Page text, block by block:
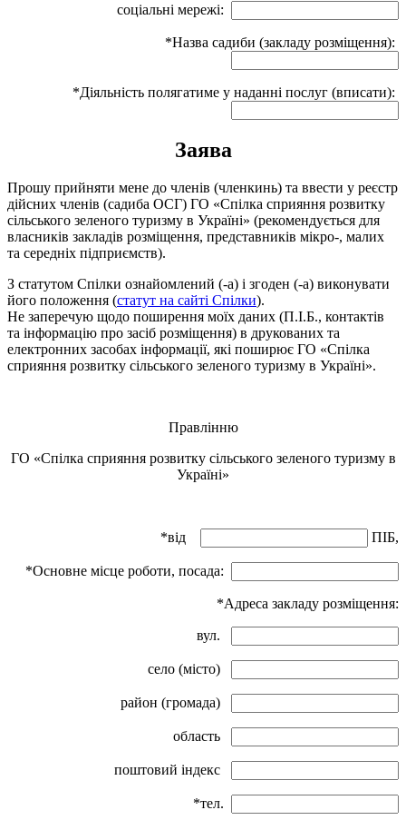
соціальні мережі:
*Назва садиби (закладу розміщення):
*Діяльність полягатиме у наданні послуг (вписати):
Заява
Прошу прийняти мене до членів (членкинь) та ввести у реєстр
дійсних членів (садиба ОСГ) ГО «Спілка сприяння розвитку
сільського зеленого туризму в Україні» (рекомендується для
власників закладів розміщення, представників мікро-, малих
та середніх підприємств).
З статутом Спілки ознайомлений (-а) і згоден (-а) виконувати
його положення (статут на сайті Спілки).
Не заперечую щодо поширення моїх даних (П.І.Б., контактів
та інформацію про засіб розміщення) в друкованих та
електронних засобах інформації, які поширює ГО «Спілка
сприяння розвитку сільського зеленого туризму в Україні».
Правлінню
ГО «Спілка сприяння розвитку сільського зеленого туризму в
Україні»
*від ПІБ,
*Основне місце роботи, посада:
*Адреса закладу розміщення:
вул.
село (місто)
район (громада)
область
поштовий індекс
*тел.